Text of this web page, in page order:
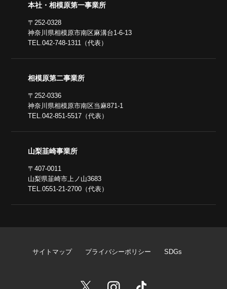
本社・相模原第一事業所
〒252-0328
神奈川県相模原市南区麻溝台1-6-13
TEL.042-748-1311（代表）
相模原第二事業所
〒252-0336
神奈川県相模原市南区当麻871-1
TEL.042-851-5517（代表）
山梨韮崎事業所
〒407-0011
山梨県韮崎市上ノ山3683
TEL.0551-21-2700（代表）
サイトマップ プライバシーポリシー SDGs